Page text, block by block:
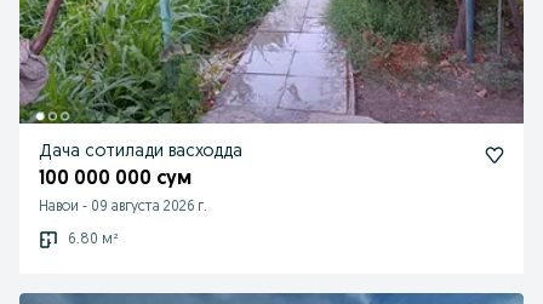
Дача сотилади васходда
100 000 000 сум
Навои - 09 августа 2026 г.
6.80 м²